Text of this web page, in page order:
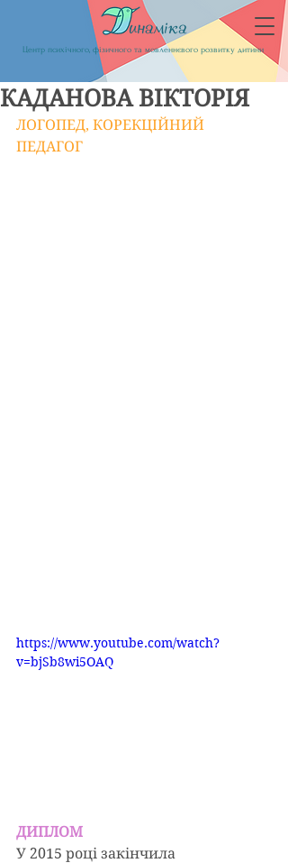
Центр психічного, фізичного та мовленнєвого розвитку дитини
КАДАНОВА ВІКТОРІЯ
ЛОГОПЕД, КОРЕКЦІЙНИЙ
ПЕДАГОГ
https://www.youtube.com/watch?
v=bjSb8wi5OAQ
ДИПЛОМ
У 2015 році закінчила